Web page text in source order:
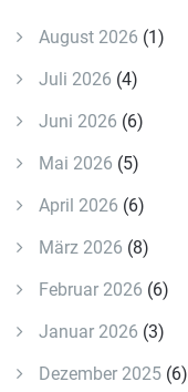
August 2026 (1)
Juli 2026 (4)
Juni 2026 (6)
Mai 2026 (5)
April 2026 (6)
März 2026 (8)
Februar 2026 (6)
Januar 2026 (3)
Dezember 2025 (6)